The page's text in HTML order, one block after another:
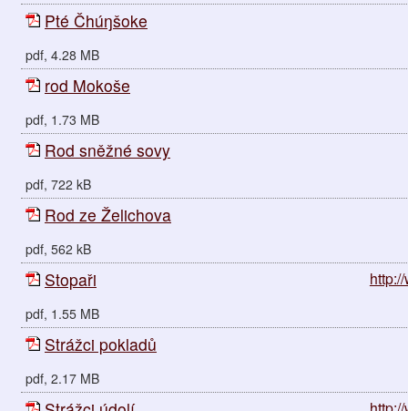
Pté Čhúŋšoke
pdf, 4.28 MB
rod Mokoše
pdf, 1.73 MB
Rod sněžné sovy
pdf, 722 kB
Rod ze Želichova
pdf, 562 kB
Stopaři
pdf, 1.55 MB
Strážci pokladů
pdf, 2.17 MB